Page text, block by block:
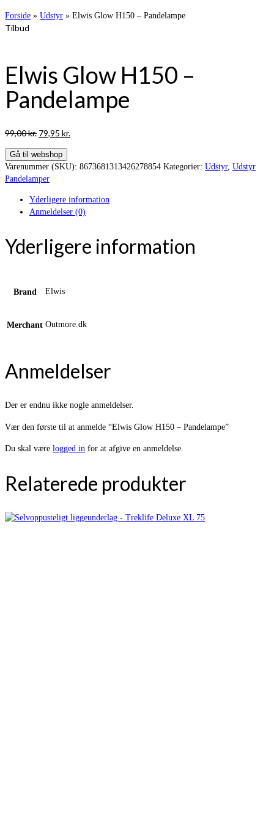
Forside » Udstyr » Elwis Glow H150 – Pandelampe
Tilbud
Elwis Glow H150 –
Pandelampe
99,00kr. Den
pris
var:
99,00 kr..
79,95 kr.
er:
Gå til webshop
Varenummer (SKU): 8673681313426278854 Kategorier: Udstyr, Udstyr
Pandelamper
Yderligere information
Anmeldelser (0)
Yderligere information
Brand Elwis
Merchant Outmore.dk
Anmeldelser
Der er endnu ikke nogle anmeldelser.
Vær den første til at anmelde “Elwis Glow H150 – Pandelampe”
Du skal være logged in for at afgive en anmeldelse.
Relaterede produkter